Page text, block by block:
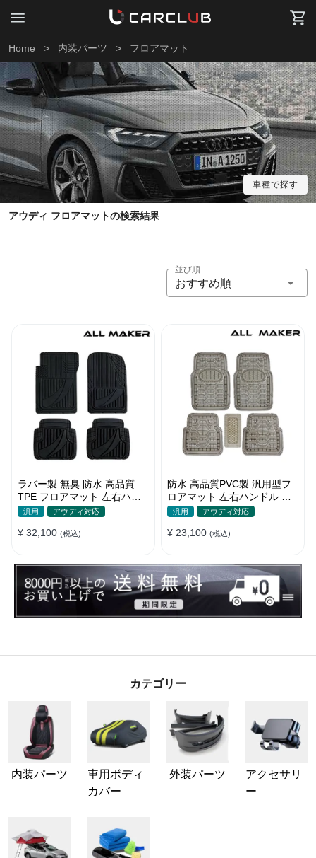
Home > 内装パーツ > フロアマット
車種で探す
アウディ フロアマットの検索結果
並び順
おすすめ順
ラバー製 無臭 防水 高品質
TPE フロアマット 左右ハン
ドル 厚手 汚れ防止 DIY
汎用 アウディ対応
¥ 32,100 (税込)
防水 高品質PVC製 汎用型フ
ロアマット 左右ハンドル 汚
れ防止 DIY 滑り防止 耐久
汎用 アウディ対応
¥ 23,100 (税込)
カテゴリー
内装パーツ
車用ボディ
カバー
外装パーツ
アクセサリ
ー